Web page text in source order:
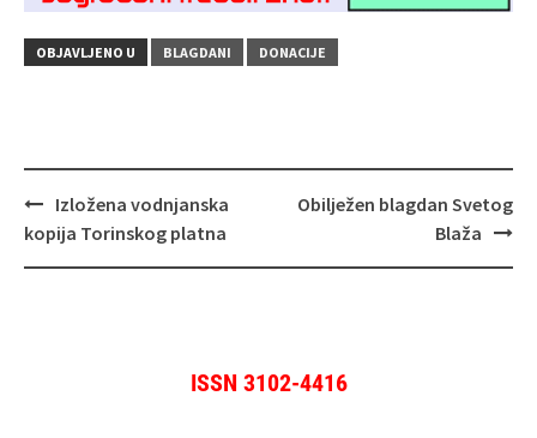
OBJAVLJENO U BLAGDANI DONACIJE
Navigacija
objava
Izložena vodnjanska
kopija Torinskog platna
Obilježen blagdan Svetog
Blaža
ISSN 3102-4416